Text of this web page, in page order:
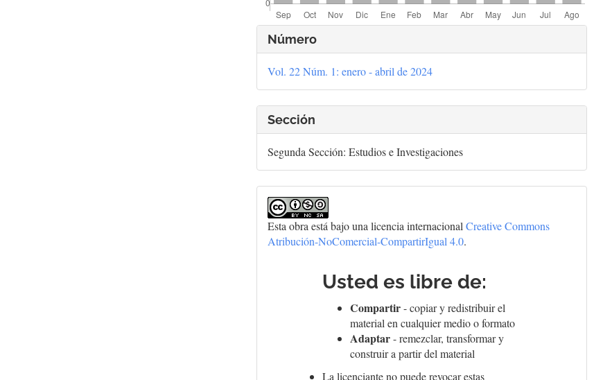
Detalles
del
artículo
Número
Vol. 22 Núm. 1: enero - abril de 2024
Sección
Segunda Sección: Estudios e Investigaciones
Esta obra está bajo una licencia internacionalCreative Commons
Atribución-NoComercial-CompartirIgual 4.0.
Usted es libre de:
Compartir- copiar y redistribuir el
material en cualquier medio o formato
Adaptar- remezclar, transformar y
construir a partir del material
La licenciante no puede revocar estas